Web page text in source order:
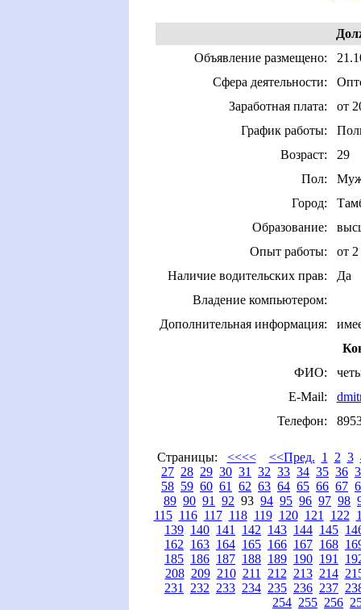
Объявление размещено:
Сфера деятельности:
Заработная плата:
от
График работы:
Возраст:
29
Пол:
Город:
Образование:
Опыт работы:
от 2
Наличие водительских прав:
Да
Владение компьютером:
Дополнительная информация:
ФИО:
E-Mail:
Телефон:
Страницы: <<<< <<Пред. 1 2 3
27 28 29 30 31 32 33 34 35 36
58 59 60 61 62 63 64 65 66 67
89 90 91 92 93 94 95 96 97 98
115 116 117 118 119 120 121 122
139 140 141 142 143 144 145
162 163 164 165 166 167 168
185 186 187 188 189 190 191
208 209 210 211 212 213 214
231
232 233 234 235 236 237
254 255 256